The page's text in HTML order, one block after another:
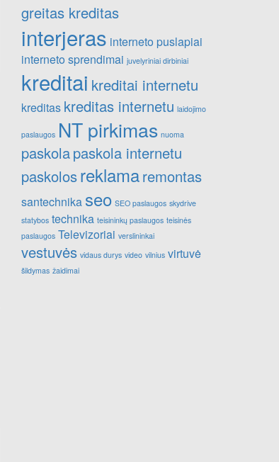
greitas kreditas
interjeras interneto puslapiai
interneto sprendimai juvelyriniai dirbiniai
kreditai kreditai internetu
kreditas kreditas internetu laidojimo
paslaugos NT pirkimas nuoma
paskolapaskola internetu
paskolosreklamaremontas
santechnika seo SEO paslaugos skydrive
statybos technika teisininkų paslaugos teisinės
paslaugos Televizoriai verslininkai
vestuvės vidaus durys video vilnius virtuvė
šildymas žaidimai